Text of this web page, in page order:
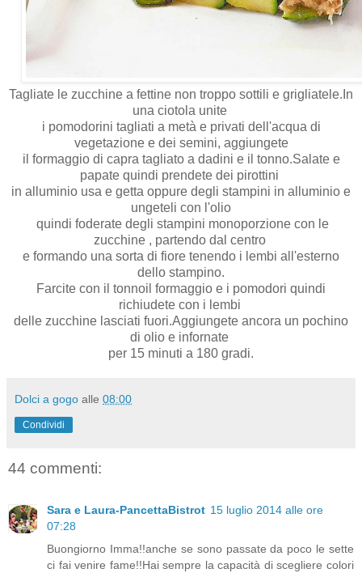
Tagliate le zucchine a fettine non troppo sottili e grigliatele.In
una ciotola unite
i pomodorini tagliati a metà e privati dell'acqua di
vegetazione e dei semini, aggiungete
il formaggio di capra tagliato a dadini e il tonno.Salate e
papate quindi prendete dei pirottini
in alluminio usa e getta oppure degli stampini in alluminio e
ungeteli con l'olio
quindi foderate degli stampini monoporzione con le
zucchine , partendo dal centro
e formando una sorta di fiore tenendo i lembi all'esterno
dello stampino.
Farcite con il tonnoil formaggio e i pomodori quindi
richiudete con i lembi
delle zucchine lasciati fuori.Aggiungete ancora un pochino
di olio e infornate
per 15 minuti a 180 gradi.
Dolci a gogo alle 08:00
Condividi
44 commenti:
Sara e Laura-PancettaBistrot 15 luglio 2014 alle ore
07:28
Buongiorno Imma!!anche se sono passate da poco le sette
ci fai venire fame!!Hai sempre la capacità di scegliere colori